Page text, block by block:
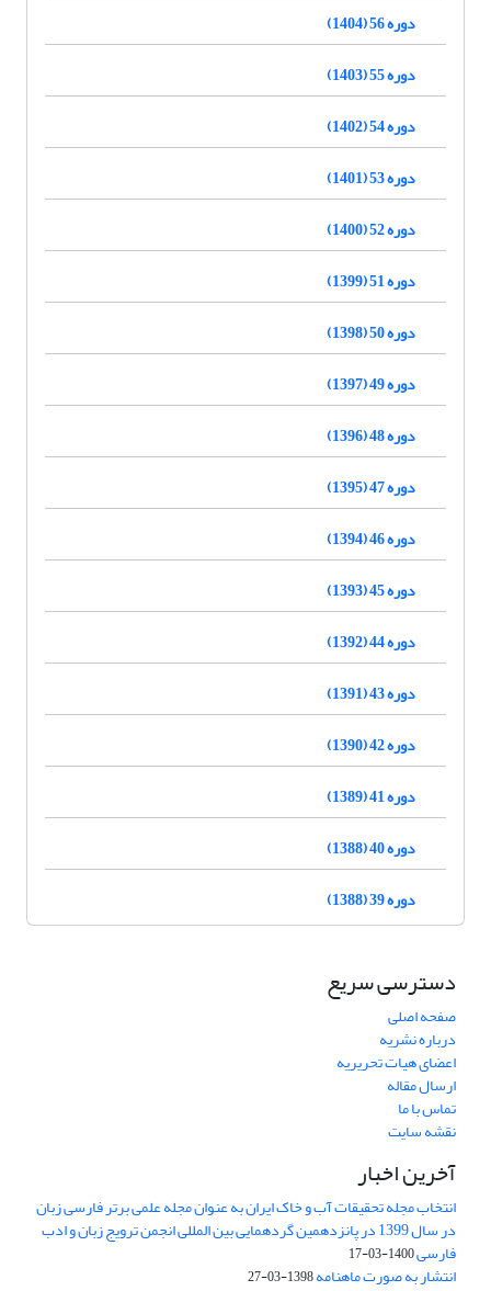
دوره 56 (1404)
دوره 55 (1403)
دوره 54 (1402)
دوره 53 (1401)
دوره 52 (1400)
دوره 51 (1399)
دوره 50 (1398)
دوره 49 (1397)
دوره 48 (1396)
دوره 47 (1395)
دوره 46 (1394)
دوره 45 (1393)
دوره 44 (1392)
دوره 43 (1391)
دوره 42 (1390)
دوره 41 (1389)
دوره 40 (1388)
دوره 39 (1388)
دسترسی سریع
صفحه اصلی
درباره نشریه
اعضای هیات تحریریه
ارسال مقاله
تماس با ما
نقشه سایت
آخرین اخبار
انتخاب مجله تحقیقات آب و خاک ایران به عنوان مجله علمی برتر فارسی زبان
در سال 1399 در پانزدهمین گردهمایی بین المللی انجمن ترویج زبان و ادب
فارسی1400-03-17
انتشار به صورت ماهنامه1398-03-27